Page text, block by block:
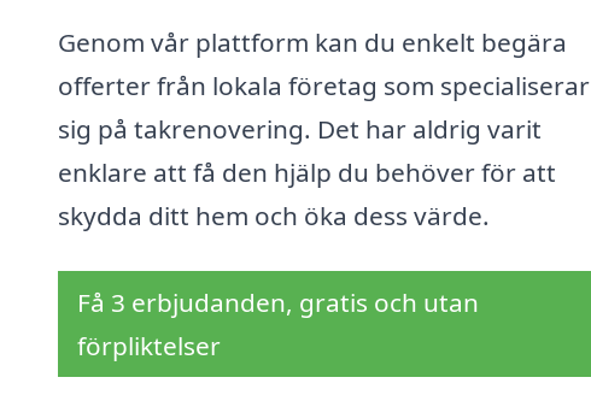
Genom vår plattform kan du enkelt begära
offerter från lokala företag som specialiserar
sig på takrenovering. Det har aldrig varit
enklare att få den hjälp du behöver för att
skydda ditt hem och öka dess värde.
Få 3 erbjudanden, gratis och utan
förpliktelser